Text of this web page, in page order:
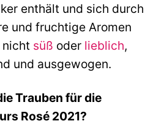
enthält und sich durch
und fruchtige Aromen
nicht süß oder lieblich,
und ausgewogen.
Trauben für die
Rosé 2021?